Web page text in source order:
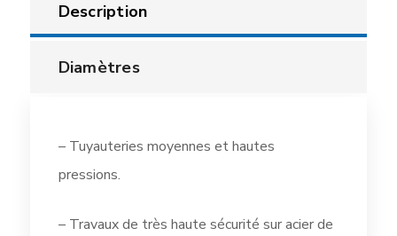
Description
Diamètres
– Tuyauteries moyennes et hautes
pressions.
– Travaux de très haute sécurité sur acier de